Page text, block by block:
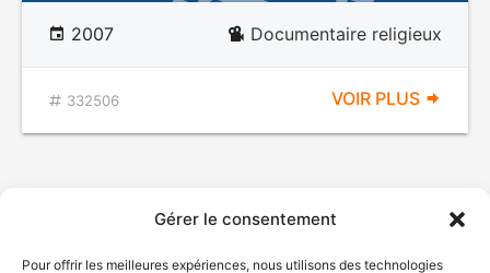
Gérer le consentement
Pour offrir les meilleures expériences, nous utilisons des technologies
2007 Documentaire religieux
332506 VOIR PLUS